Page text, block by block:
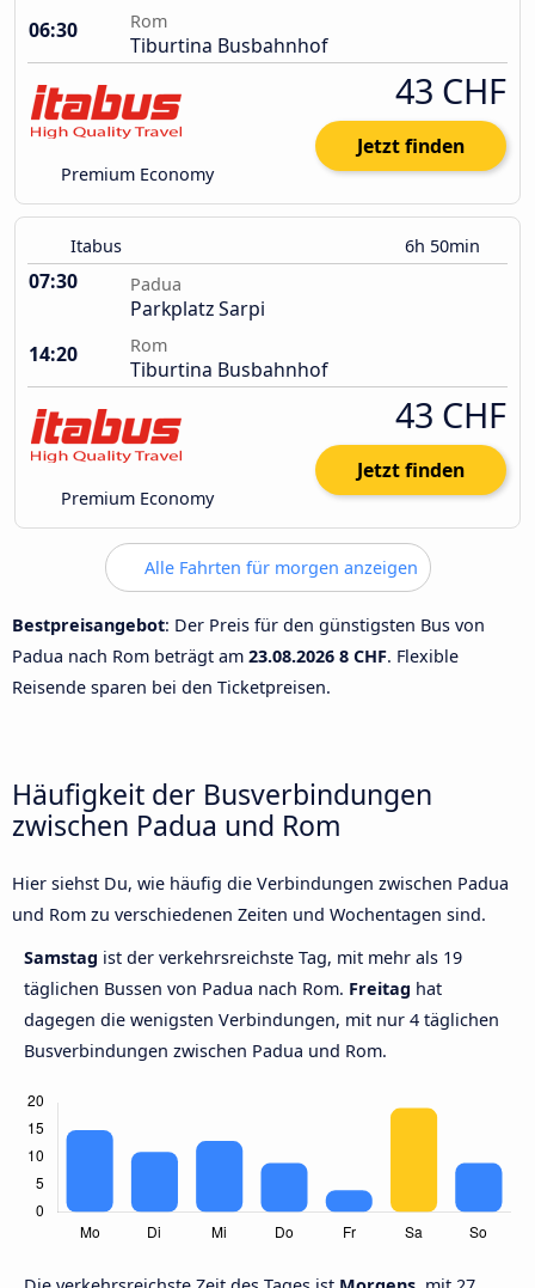
06:30
Rom
Tiburtina Busbahnhof
Premium Economy
43 CHF
Jetzt finden
Itabus 6h 50min
07:30 Padua
Parkplatz Sarpi
14:20
Rom
Tiburtina Busbahnhof
Premium Economy
43 CHF
Jetzt finden
Alle Fahrten für morgen anzeigen
Bestpreisangebot: Der Preis für den günstigsten Bus von
Padua nach Rom beträgt am 23.08.2026 8 CHF. Flexible
Reisende sparen bei den Ticketpreisen.
Häufigkeit der Busverbindungen
zwischen Padua und Rom
Hier siehst Du, wie häufig die Verbindungen zwischen Padua
und Rom zu verschiedenen Zeiten und Wochentagen sind.
Samstag ist der verkehrsreichste Tag, mit mehr als 19
täglichen Bussen von Padua nach Rom. Freitag hat
dagegen die wenigsten Verbindungen, mit nur 4 täglichen
Busverbindungen zwischen Padua und Rom.